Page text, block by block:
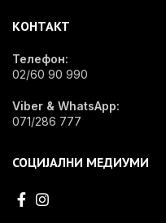
КОНТАКТ
Телефон:
02/60 90 990
Viber & WhatsApp:
071/286 777
СОЦИЈАЛНИ МЕДИУМИ